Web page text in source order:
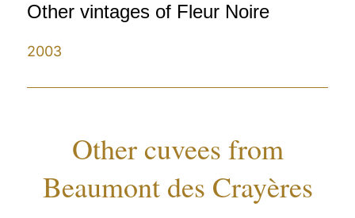
Other vintages of Fleur Noire
2003
Other cuvees from
Beaumont des Crayères